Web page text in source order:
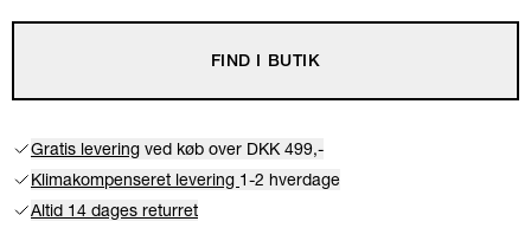
FIND I BUTIK
Gratis levering ved køb over DKK 499,-
Klimakompenseret levering 1-2 hverdage
Altid 14 dages returret